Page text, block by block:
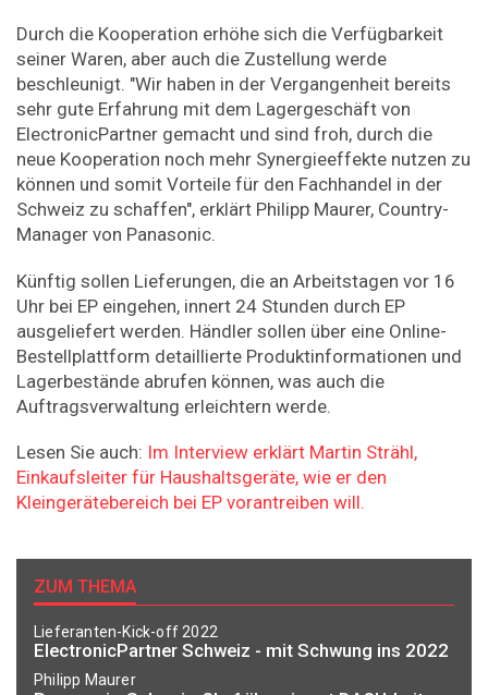
Durch die Kooperation erhöhe sich die Verfügbarkeit
seiner Waren, aber auch die Zustellung werde
beschleunigt. "Wir haben in der Vergangenheit bereits
sehr gute Erfahrung mit dem Lagergeschäft von
ElectronicPartner gemacht und sind froh, durch die
neue Kooperation noch mehr Synergieeffekte nutzen zu
können und somit Vorteile für den Fachhandel in der
Schweiz zu schaffen", erklärt Philipp Maurer, Country-
Manager von Panasonic.
Künftig sollen Lieferungen, die an Arbeitstagen vor 16
Uhr bei EP eingehen, innert 24 Stunden durch EP
ausgeliefert werden. Händler sollen über eine Online-
Bestellplattform detaillierte Produktinformationen und
Lagerbestände abrufen können, was auch die
Auftragsverwaltung erleichtern werde.
Lesen Sie auch: Im Interview erklärt Martin Strähl,
Einkaufsleiter für Haushaltsgeräte, wie er den
Kleingerätebereich bei EP vorantreiben will.
ZUM THEMA
Lieferanten-Kick-off 2022
ElectronicPartner Schweiz - mit Schwung ins 2022
Philipp Maurer